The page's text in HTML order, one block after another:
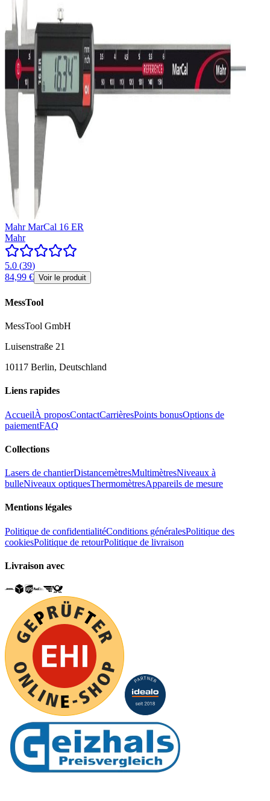
Mahr MarCal 16 ER
Mahr
5.0 (39)
84,99 € Voir le produit
MessTool
MessTool GmbH
Luisenstraße 21
10117 Berlin, Deutschland
Liens rapides
AccueilÀ proposContactCarrièresPoints bonusOptions de
paiementFAQ
Collections
Lasers de chantierDistancemètresMultimètresNiveaux à
bulleNiveaux optiquesThermomètresAppareils de mesure
Mentions légales
Politique de confidentialitéConditions généralesPolitique des
cookiesPolitique de retourPolitique de livraison
Livraison avec